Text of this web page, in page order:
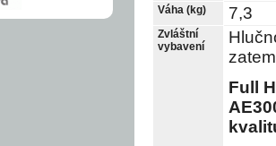
Váha (kg) 7,3
Zvláštní
vybavení
Full